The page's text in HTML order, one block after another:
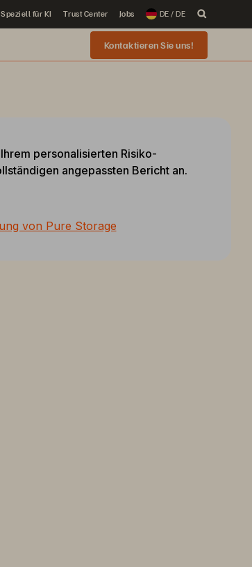
Speziell für KI Trust Center Jobs DE / DE
Kontaktieren Sie uns!